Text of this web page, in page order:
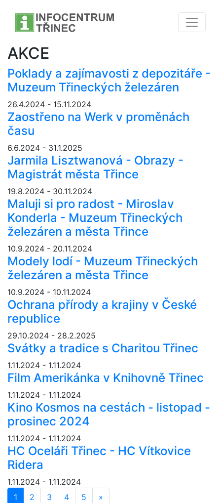
AKCE
Poklady a zajímavosti z depozitáře -
Muzeum Třineckých železáren
26.4.2024 - 15.11.2024
Zaostřeno na Werk v proměnách
času
6.6.2024 - 31.1.2025
Jarmila Lisztwanová - Obrazy -
Magistrát města Třince
19.8.2024 - 30.11.2024
Maluji si pro radost - Miroslav
Konderla - Muzeum Třineckých
železáren a města Třince
10.9.2024 - 20.11.2024
Modely lodí - Muzeum Třineckých
železáren a města Třince
10.9.2024 - 10.11.2024
Ochrana přírody a krajiny v České
republice
29.10.2024 - 28.2.2025
Svátky a tradice s Charitou Třinec
1.11.2024 - 1.11.2024
Film Amerikánka v Knihovně Třinec
1.11.2024 - 1.11.2024
Kino Kosmos na cestách - listopad -
prosinec 2024
1.11.2024 - 1.11.2024
HC Oceláři Třinec - HC Vítkovice
Ridera
1.11.2024 - 1.11.2024
1
2 3 4 5 »